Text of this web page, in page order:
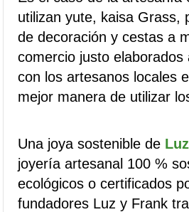
utilizan yute, kaisa Grass,
de decoración y cestas a
comercio justo
con los artesanos locales
mejor manera de utilizar
Una joya sostenible de
joyería artesanal 100 %
ecológicos o certificados
fundadores Luz y Frank